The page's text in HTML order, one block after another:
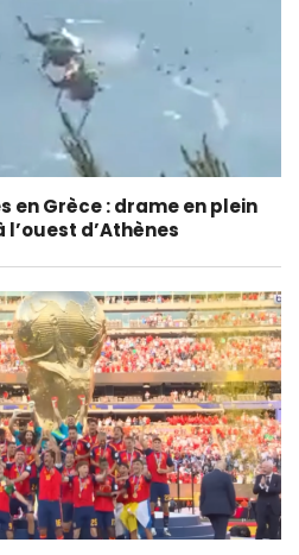
en Grèce : drame en plein
d’Athènes